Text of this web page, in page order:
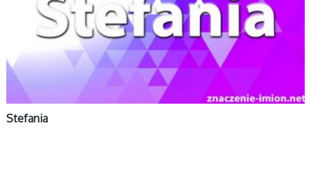
Stefania